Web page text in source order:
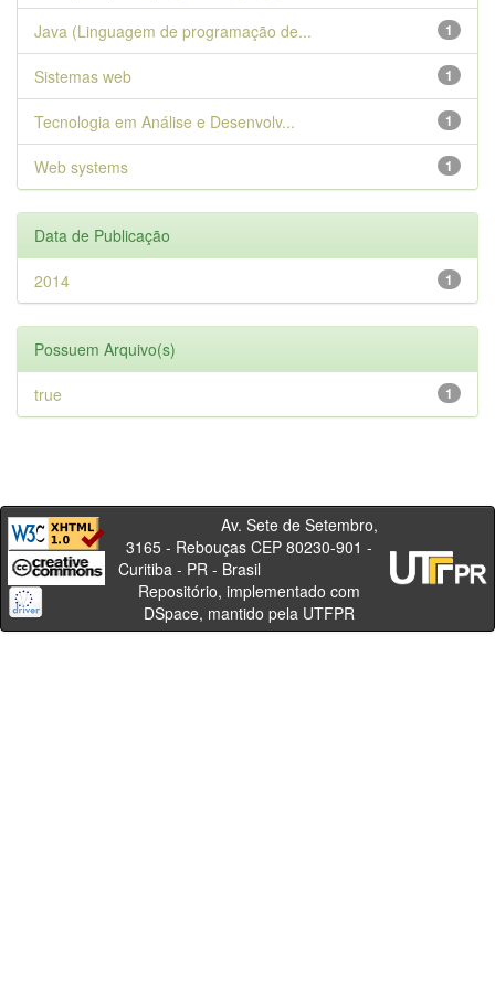
1
Java (Linguagem de programação de...
1
Sistemas web
1
Tecnologia em Análise e Desenvolv...
1
Web systems
Data de Publicação
1
2014
Possuem Arquivo(s)
1
true
Av. Sete de Setembro,
3165 - Rebouças CEP 80230-901 -
Curitiba - PR - Brasil
Repositório, implementado com
DSpace, mantido pela UTFPR